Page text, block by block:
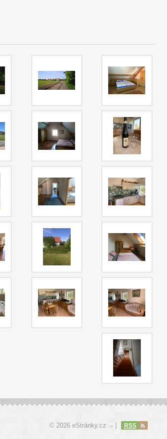
© 2026 eStránky.cz RSS